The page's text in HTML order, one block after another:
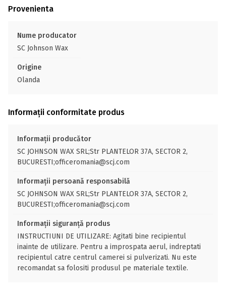
Provenienta
Nume producator
SC Johnson Wax
Origine
Olanda
Informații conformitate produs
Informații producător
SC JOHNSON WAX SRL;Str PLANTELOR 37A, SECTOR 2,
BUCURESTI;officeromania@scj.com
Informații persoană responsabilă
SC JOHNSON WAX SRL;Str PLANTELOR 37A, SECTOR 2,
BUCURESTI;officeromania@scj.com
Informații siguranță produs
INSTRUCTIUNI DE UTILIZARE: Agitati bine recipientul
inainte de utilizare. Pentru a improspata aerul, indreptati
recipientul catre centrul camerei si pulverizati. Nu este
recomandat sa folositi produsul pe materiale textile.